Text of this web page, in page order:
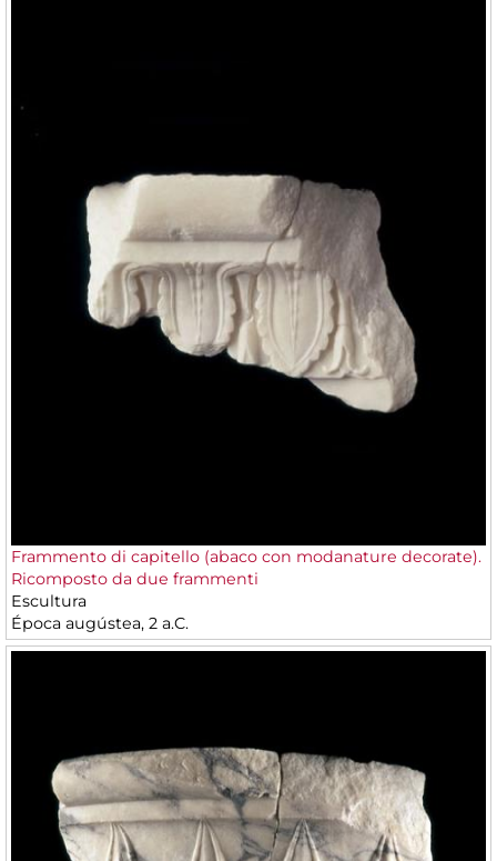
Frammento di capitello (abaco con modanature decorate).
Ricomposto da due frammenti
Escultura
Época augústea, 2 a.C.